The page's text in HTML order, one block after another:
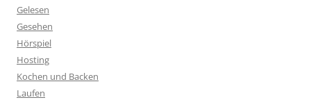
Gelesen
Gesehen
Hörspiel
Hosting
Kochen und Backen
Laufen